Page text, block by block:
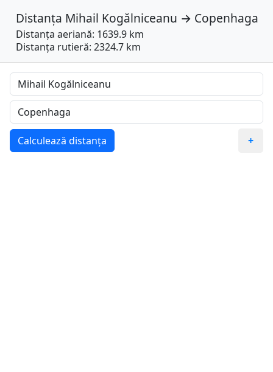
Distanța Mihail Kogălniceanu → Copenhaga
Distanța aeriană: 1639.9 km
Distanța rutieră: 2324.7 km
Calculează distanța +